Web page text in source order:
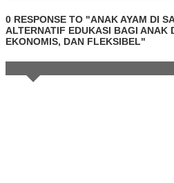
0 RESPONSE TO "ANAK AYAM DI
ALTERNATIF EDUKASI BAGI ANAK
EKONOMIS, DAN FLEKSIBEL"